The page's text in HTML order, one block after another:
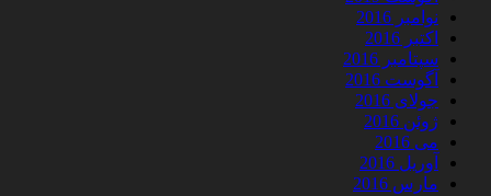
نوامبر 2016
اکتبر 2016
سپتامبر 2016
آگوست 2016
جولای 2016
ژوئن 2016
می 2016
آوریل 2016
مارس 2016